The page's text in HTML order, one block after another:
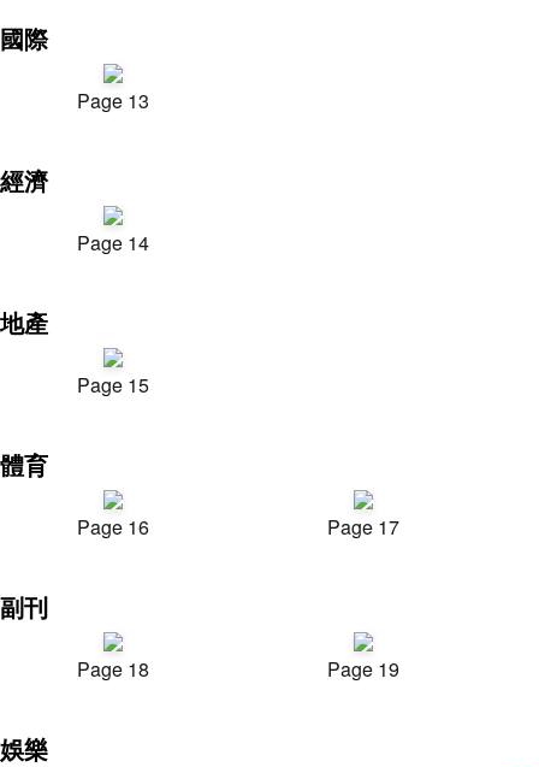
國際
Page 13
經濟
Page 14
地產
Page 15
體育
Page 16 Page 17
副刊
Page 18 Page 19
娛樂